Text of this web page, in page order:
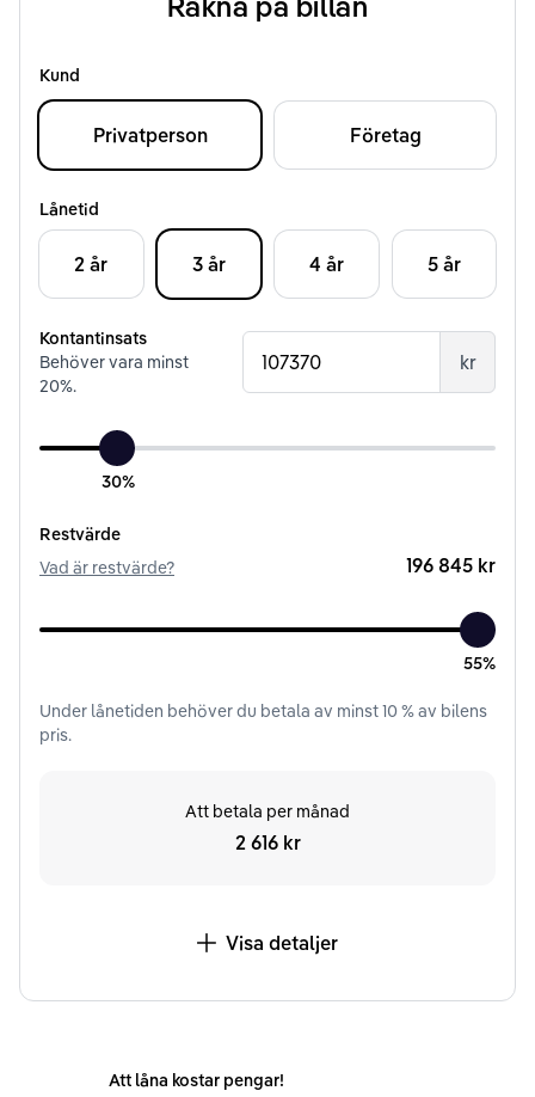
Kund
Privatperson Företag
Lånetid
2 år 3 år 4 år 5 år
Kontantinsats
Behöver vara minst
20%.
kr
30%
Restvärde
Vad är restvärde?
196 845 kr
55%
Under lånetiden behöver du betala av minst10% av bilens
pris.
Att betala per månad
2 616 kr
Visa detaljer
Att låna kostar pengar!